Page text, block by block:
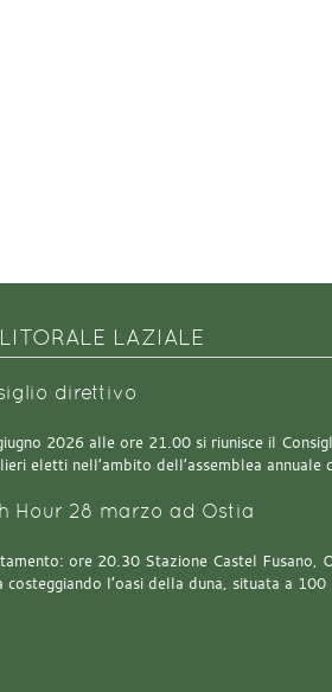
LAZIALE
direttivo
2026 alle ore 21.00 si riunisce il
eletti nell’ambito dell’assemblea
Hour 28 marzo ad Ostia
ore 20.30 Stazione Castel Fusano,
costeggiando l’oasi della duna, situata a